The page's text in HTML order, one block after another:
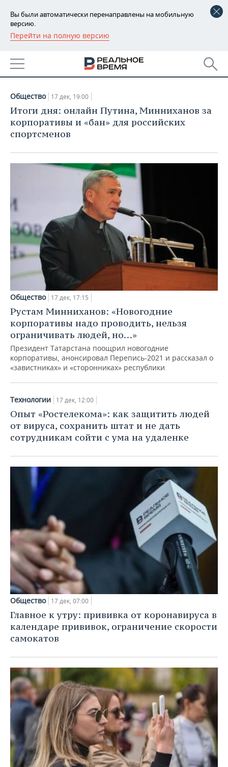
Вы были автоматически перенаправлены на мобильную
версию.
Перейти на полную версию
РЕГИОНЫ
БАШКОРТОСТАН
УДМУРТИЯ
НОВОСТИ
НОВОСТИ АНАЛИТИКИ
ДЕКЛАРАЦИИ О ДОХОДАХ
КОРОЛИ ГОСЗАКАЗА ПФО
ВУЗЫ ТАТАРСТАНА
КОМУ ПРИНАДЛЕЖАТ
ТОРГОВЫЕ ЦЕНТРЫ
ТАТАРСТАНА
ЭКОНОМИКА
НОВОСТИ ЭКОНОМИКИ
ФИНАНСЫ
БЮДЖЕТ
ИНВЕСТИЦИИ
ПРОМЫШЛЕННОСТЬ
НОВОСТИ
ПРОМЫШЛЕННОСТИ
МАШИНОСТРОЕНИЕ
НЕФТЕХИМИЯ
НЕФТЬ
ОПК
ЭНЕРГЕТИКА
НЕДВИЖИМОСТЬ
НОВОСТИ НЕДВИЖИМОСТИ
НОВОСТИ АВТО
БИЗНЕС
НОВОСТИ БИЗНЕСА
РОЗНИЧНАЯ ТОРГОВЛЯ
ТРАНСПОРТ
УСЛУГИ
ТЕХНОЛОГИИ
НОВОСТИ ТЕХНОЛОГИЙ
IT
МЕДИА
ТЕЛЕКОММУНИКАЦИИ
МЕРОПРИЯТИЯ
НОВОСТИ МЕРОПРИЯТИЙ
ВЫЕЗДНАЯ РЕДАКЦИЯ
БИЗНЕС-БРАНЧИ
ONLINE-КОНФЕРЕНЦИИ
ОТКРЫТАЯ ЛЕКЦИЯ
СПОРТ
НОВОСТИ СПОРТА
ФУТБОЛ
ХОККЕЙ
БАСКЕТБОЛ
КИБЕРСПОРТ
ФИГУРНОЕ КАТАНИЕ
ВОДНЫЕ ВИДЫ СПОРТА
ХОККЕЙ С МЯЧОМ
ОБЩЕСТВО
НОВОСТИ ОБЩЕСТВА
ВЛАСТЬ
ИНФРАСТРУКТУРА
КУЛЬТУРА
МЕДИЦИНА
ОБРАЗОВАНИЕ
ПРОИСШЕСТВИЯ
ФОТОГАЛЕРЕЯ
СЮЖЕТЫ
СПРАВОЧНИК
СПИСОК КОМПАНИЙ
17.12.2020
Общество 17 дек, 19:00
Итоги дня: онлайн Путина, Минниханов за
корпоративы и «бан» для российских
спортсменов
Общество 17 дек, 17:15
Рустам Минниханов: «Новогодние
корпоративы надо проводить, нельзя
ограничивать людей, но…»
Президент Татарстана поощрил новогодние
корпоративы, анонсировал Перепись-2021 и рассказал о
«завистниках» и «сторонниках» республики
Технологии 17 дек, 12:00
Опыт «Ростелекома»: как защитить людей
от вируса, сохранить штат и не дать
сотрудникам сойти с ума на удаленке
Общество 17 дек, 07:00
Главное к утру: прививка от коронавируса в
календаре прививок, ограничение скорости
самокатов